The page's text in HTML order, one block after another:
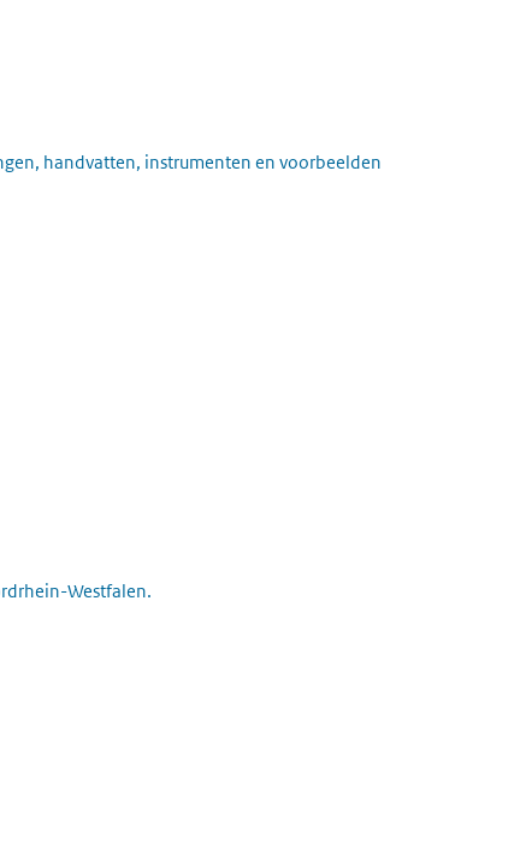
handvatten, instrumenten en voorbeelden
Westfalen.